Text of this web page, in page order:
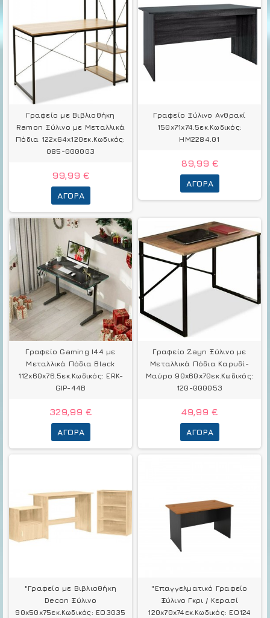
Γραφείο με Βιβλιοθήκη
Ramon Ξύλινο με Μεταλλικά
Πόδια 122x64x120εκ.Κωδικός:
085-000003
99,99 €
ΑΓΟΡΆ
Γραφείο Ξύλινο Ανθρακί
150x71x74.5εκ.Κωδικός:
HM2284.01
89,99 €
ΑΓΟΡΆ
Γραφείο Gaming I44 με
Μεταλλικά Πόδια Black
112x60x76.5εκ.Κωδικός: ERK-
GIP-44B
329,99 €
ΑΓΟΡΆ
Γραφείο Zayn Ξύλινο με
Μεταλλικά Πόδια Καρυδί-
Μαύρο 90x60x70εκ.Κωδικός:
120-000053
49,99 €
ΑΓΟΡΆ
"Γραφείο με Βιβλιοθήκη
Decon Ξύλινο
90x50x75εκ.Κωδικός: ΕΟ3035
"Επαγγελματικό Γραφείο
Ξύλινο Γκρι / Κερασί
120x70x74εκ.Κωδικός: ΕΟ124